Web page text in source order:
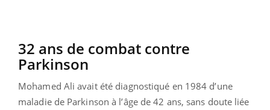
32 ans de combat contre
Parkinson
Mohamed Ali avait été diagnostiqué en 1984 d’une
maladie de Parkinson à l’âge de 42 ans, sans doute liée